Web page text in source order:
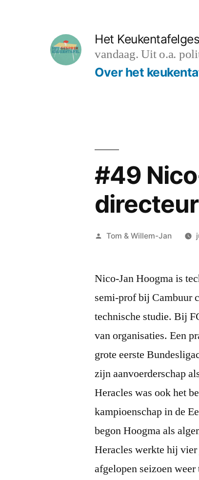
Het
vandaag. Uit o.a.
Over het
#49
Geplaatst
Tom & Willem-Jan
Nico-Jan Hoogma is
semi-prof bij Cambuur
technische studie. Bij
van organisaties. Een
grote eerste
zijn aanvoerderschap
Heracles was ook het
kampioenschap in de
begon Hoogma als
Heracles werkte hij
afgelopen seizoen